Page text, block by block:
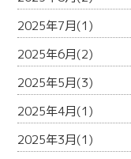
2025年7月(1)
2025年6月(2)
2025年5月(3)
2025年4月(1)
2025年3月(1)